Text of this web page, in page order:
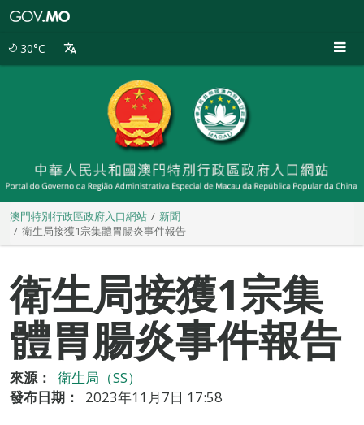
30°C
澳門特別行政區政府入口網站
新聞
衛生局接獲1宗集體胃腸炎事件報告
衛生局接獲1宗集
體胃腸炎事件報告
來源：
衛生局（SS）
發布日期：
2023年11月7日 17:58